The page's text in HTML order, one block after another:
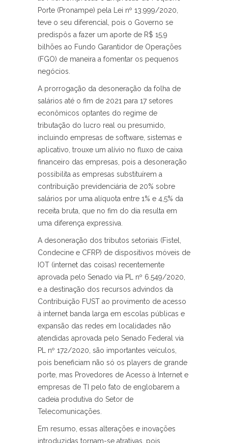
Porte (Pronampe) pela Lei nº 13.999/2020,
teve o seu diferencial, pois o Governo se
predispôs a fazer um aporte de R$ 15,9
bilhões ao Fundo Garantidor de Operações
(FGO) de maneira a fomentar os pequenos
negócios.
A prorrogação da desoneração da folha de
salários até o fim de 2021 para 17 setores
econômicos optantes do regime de
tributação do lucro real ou presumido,
incluindo empresas de software, sistemas e
aplicativo, trouxe um alívio no fluxo de caixa
financeiro das empresas, pois a desoneração
possibilita as empresas substituírem a
contribuição previdenciária de 20% sobre
salários por uma alíquota entre 1% e 4,5% da
receita bruta, que no fim do dia resulta em
uma diferença expressiva.
A desoneração dos tributos setoriais (Fistel,
Condecine e CFRP) de dispositivos móveis de
IOT (internet das coisas) recentemente
aprovada pelo Senado via PL nº 6.549/2020,
e a destinação dos recursos advindos da
Contribuição FUST ao provimento de acesso
à internet banda larga em escolas públicas e
expansão das redes em localidades não
atendidas aprovada pelo Senado Federal via
PL nº 172/2020, são importantes veículos,
pois beneficiam não só os players de grande
porte, mas Provedores de Acesso à Internet e
empresas de TI pelo fato de englobarem a
cadeia produtiva do Setor de
Telecomunicações.
Em resumo, essas alterações e inovações
introduzidas tornam-se atrativas, pois